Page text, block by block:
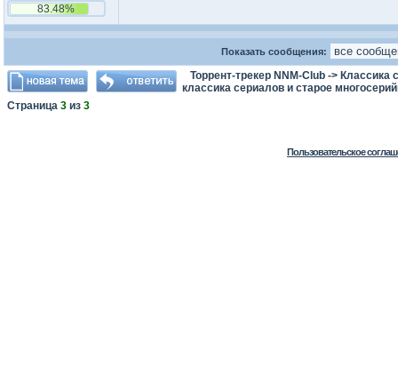
83.48%
Показать сообщения:
Торрент-трекер NNM-Club -> Классика
классика сериалов и старое
Страница 3 из 3
Пользовательское